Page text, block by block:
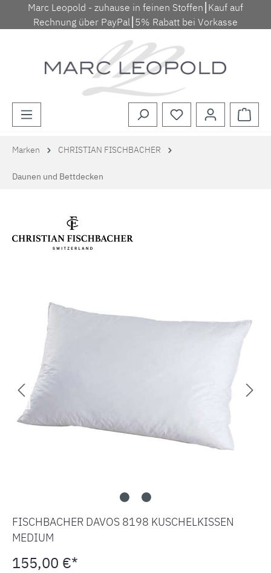
Zum Hauptinhalt springen
Marc Leopold - zuhause in feinen Stoffen⎮Kauf auf
Rechnung über PayPal⎮5% Rabatt bei Vorkasse
Marken CHRISTIAN FISCHBACHER
Daunen und Bettdecken
FISCHBACHER DAVOS 8198 KUSCHELKISSEN
MEDIUM
155,00 €*